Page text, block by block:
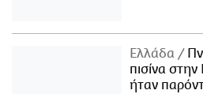
Ελλάδα
πισίνα
ήταν